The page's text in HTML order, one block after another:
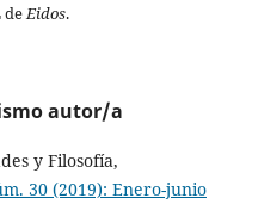
deEidos.
autor/a
y Filosofía,
30 (2019): Enero-junio